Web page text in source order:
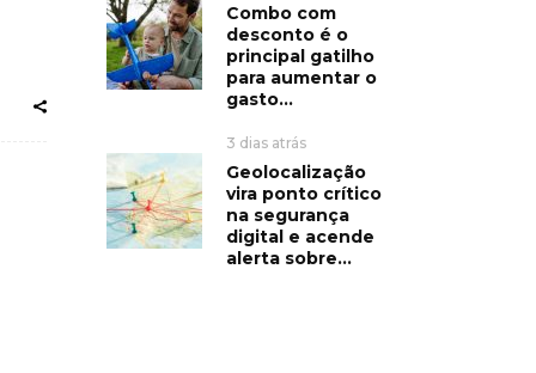
Combo com
desconto é o
principal gatilho
para aumentar o
gasto...
3 dias atrás
Geolocalização
vira ponto crítico
na segurança
digital e acende
alerta sobre...